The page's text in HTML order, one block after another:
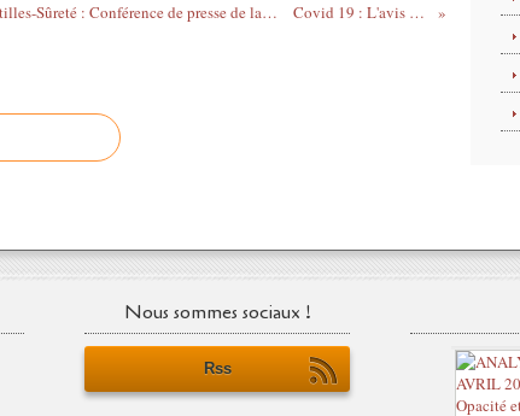
Suite de la grève de nos camarades d'Antilles-Sûreté : Conférence de presse de la C.G.T.G. et Convocation de notre secrétaire général à la gendarmerie. Covid 19 : L'avis d'un épidémiologiste.
Nous sommes sociaux !
Rss